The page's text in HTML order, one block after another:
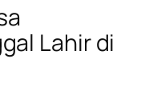
Lahir di